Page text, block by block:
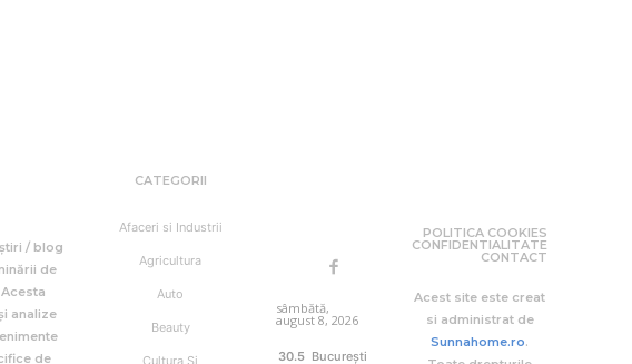
/ blog
de
analize
de
CATEGORII
Afaceri si Industrii
Agricultura
Auto
Beauty
sâmbătă,
august 8, 2026
30.5 București
POLITICA COOKIES
CONFIDENTIALITATE
CONTACT
Acest site este creat
si administrat de
Sunnahome.ro.